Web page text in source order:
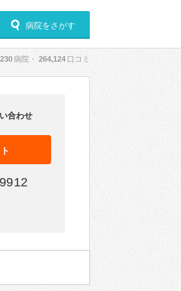
病院をさがす
病院・ 264,124 口コミ
合わせ